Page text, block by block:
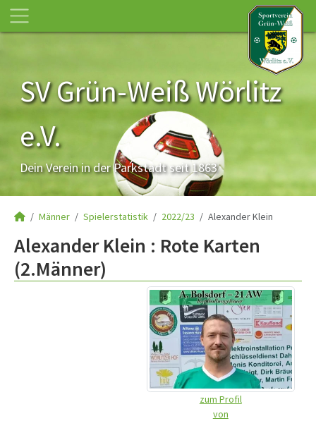
SV Grün-Weiß Wörlitz
e.V.
Dein Verein in der Parkstadt seit 1863
Männer Spielerstatistik 2022/23 Alexander Klein
Alexander Klein : Rote Karten
(2.Männer)
zum Profil
von